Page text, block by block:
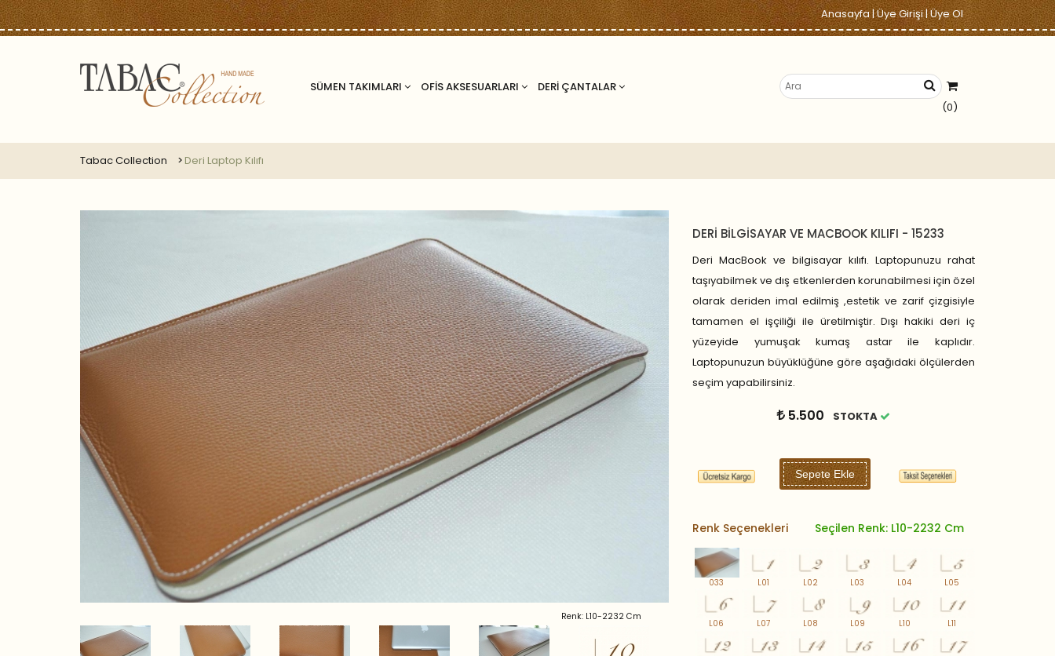
Anasayfa|Üye Girişi|Üye Ol
SÜMEN TAKIMLARI OFİS AKSESUARLARI
DERİ ÇANTALAR
(0)
Tabac Collection Deri Laptop Kılıfı
Renk: L10-2232 Cm
DERİ BİLGİSAYAR VE MACBOOK KILIFI - 15233
Deri MacBook ve bilgisayar kılıfı. Laptopunuzu rahat
taşıyabilmek ve dış etkenlerden korunabilmesi için özel
olarak deriden imal edilmiş ,estetik ve zarif çizgisiyle
tamamen el işçiliği ile üretilmiştir. Dışı hakiki deri iç
yüzeyide yumuşak kumaş astar ile kaplıdır.
Laptopunuzun büyüklüğüne göre aşağıdaki ölçülerden
seçim yapabilirsiniz.
5.500 STOKTA
Sepete Ekle
Renk Seçenekleri Seçilen Renk: L10-2232 Cm
033 L01 L02 L03 L04 L05
L06 L07 L08 L09 L10 L11